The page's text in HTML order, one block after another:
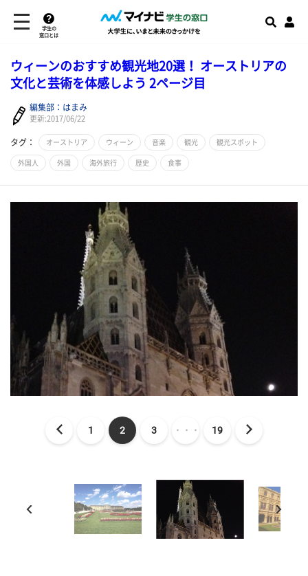
学生の
窓口とは
ウィーンのおすすめ観光地20選！ オーストリアの
文化と芸術を体感しよう 2ページ目
編集部：はまみ
更新:2017/06/22
タグ： オーストリア ウィーン 音楽 観光 観光スポット
外国人 外国 海外旅行 歴史 食事
1 2 3 ・・・ 19